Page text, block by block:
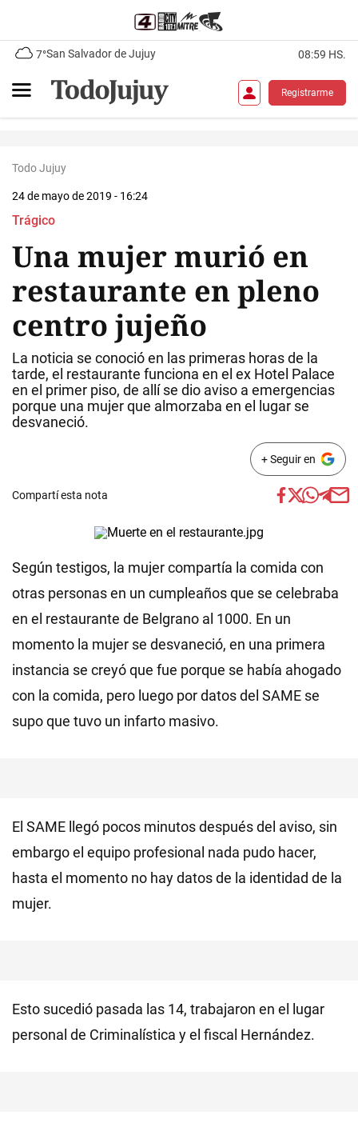
7°San Salvador de Jujuy 08:59 HS.
Registrarme
Todo Jujuy
24 de mayo de 2019 - 16:24
Trágico
Una mujer murió en
restaurante en pleno
centro jujeño
La noticia se conoció en las primeras horas de la
tarde, el restaurante funciona en el ex Hotel Palace
en el primer piso, de allí se dio aviso a emergencias
porque una mujer que almorzaba en el lugar se
desvaneció.
+ Seguir en
Compartí esta nota
Según testigos, la mujer compartía la comida con
otras personas en un cumpleaños que se celebraba
en el restaurante de Belgrano al 1000. En un
momento la mujer se desvaneció, en una primera
instancia se creyó que fue porque se había ahogado
con la comida, pero luego por datos del SAME se
supo que tuvo un infarto masivo.
El SAME llegó pocos minutos después del aviso, sin
embargo el equipo profesional nada pudo hacer,
hasta el momento no hay datos de la identidad de la
mujer.
Esto sucedió pasada las 14, trabajaron en el lugar
personal de Criminalística y el fiscal Hernández.